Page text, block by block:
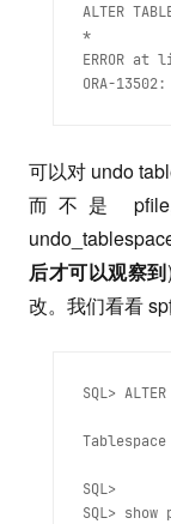
ALTER
*
ERROR at
可以对 undo
而不是
后才可以观察到
改。我们看看
SQL>
SQL>
SQL>